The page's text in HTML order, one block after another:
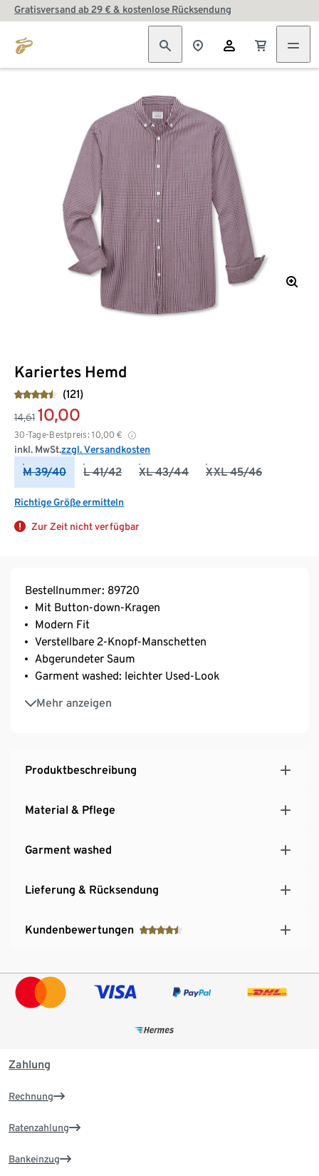
Gratisversand ab 29 € & kostenlose Rücksendung
Kariertes Hemd
(121)
14,61 10,00
30-Tage-Bestpreis: 10,00 €
inkl. MwSt.zzgl. Versandkosten
M 39/40 L 41/42 XL 43/44 XXL 45/46
Richtige Größe ermitteln
Zur Zeit nicht verfügbar
Bestellnummer: 89720
Mit Button-down-Kragen
Modern Fit
Verstellbare 2-Knopf-Manschetten
Abgerundeter Saum
Garment washed: leichter Used-Look
Mehr anzeigen
Aus Bio-Baumwolle
Produktbeschreibung
Material & Pflege
Garment washed
Lieferung & Rücksendung
Kundenbewertungen
Zahlung
Rechnung
Ratenzahlung
Bankeinzug